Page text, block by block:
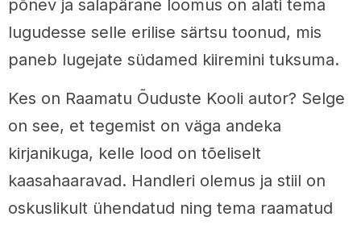
põnev ja salapärane loomus on alati tema
lugudesse selle erilise särtsu toonud, mis
paneb lugejate südamed kiiremini tuksuma.
Kes on Raamatu Õuduste Kooli autor? Selge
on see, et tegemist on väga andeka
kirjanikuga, kelle lood on tõeliselt
kaasahaaravad. Handleri olemus ja stiil on
oskuslikult ühendatud ning tema raamatud